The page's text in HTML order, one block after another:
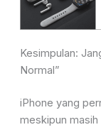
Kesimpulan:
Normal”
iPhone yang
meskipun masih